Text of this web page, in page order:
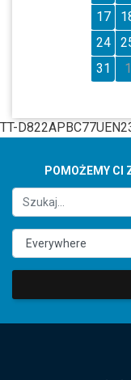
17
24
31
1
TT-
POMOŻEMY CI